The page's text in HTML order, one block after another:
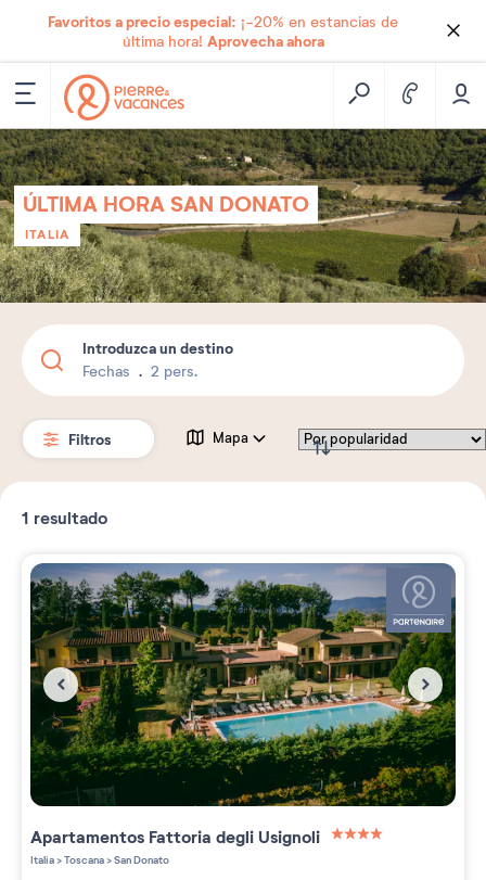
Favoritos a precio especial: ¡-20% en estancias de
última hora! Aprovecha ahora
ÚLTIMA HORA SAN DONATO
ITALIA
Introduzca un destino
Fechas 2 pers.
Filtros Mapa
1 resultado
Apartamentos Fattoria degli Usignoli
Italia>Toscana>San Donato